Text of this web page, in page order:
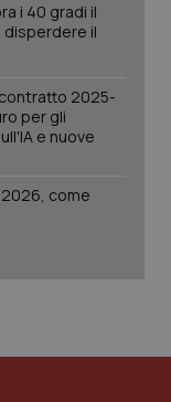
i 40 gradi il
disperdere il
2025-
per gli
e nuove
come